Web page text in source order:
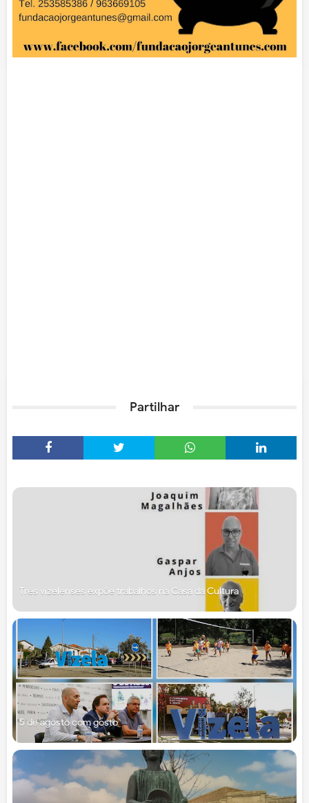
Partilhar
Três vizelenses expõe trabalhos na Casa da Cultura
5 de agosto com gosto